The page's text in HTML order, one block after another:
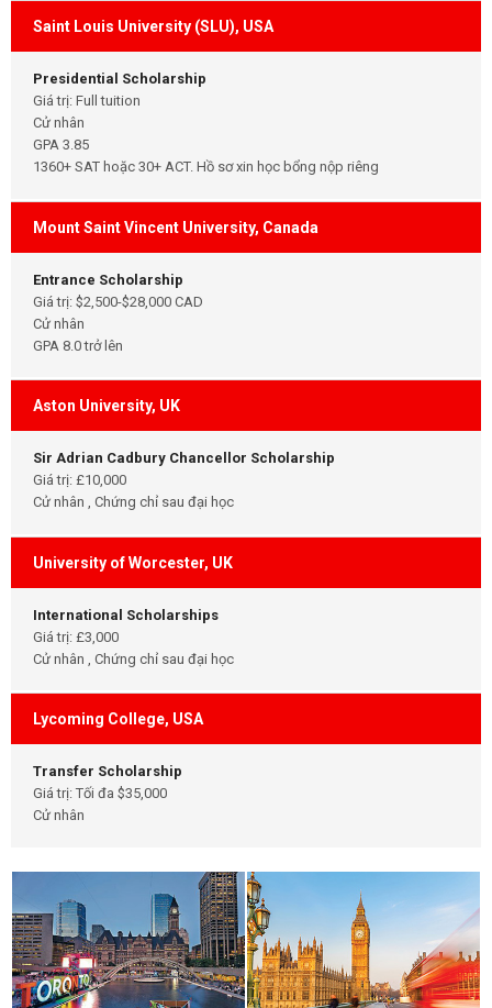
Saint Louis University (SLU), USA
Presidential Scholarship
Giá trị: Full tuition
Cử nhân
GPA 3.85
1360+ SAT hoặc 30+ ACT. Hồ sơ xin học bổng nộp riêng
Mount Saint Vincent University, Canada
Entrance Scholarship
Giá trị: $2,500-$28,000 CAD
Cử nhân
GPA 8.0 trở lên
Aston University, UK
Sir Adrian Cadbury Chancellor Scholarship
Giá trị: £10,000
Cử nhân , Chứng chỉ sau đại học
University of Worcester, UK
International Scholarships
Giá trị: £3,000
Cử nhân , Chứng chỉ sau đại học
Lycoming College, USA
Transfer Scholarship
Giá trị: Tối đa $35,000
Cử nhân